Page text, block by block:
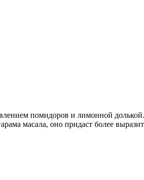
помидоров и лимонной
масала, оно придаст более